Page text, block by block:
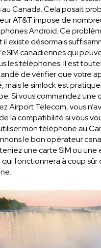
au Canada. Cela posait
AT&T impose de
Android. Ce
il existe désormais
canadiennes qui
les téléphones. Il est
de vérifier que votre
mais le simlock est
Si vous commandez une
Airport Telecom, vous
la compatibilité si vous
mon téléphone au
le bon opérateur
une carte SIM ou une
fonctionnera à coup sûr